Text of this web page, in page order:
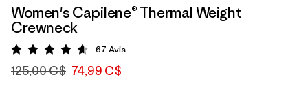
Women's Capilene® Thermal Weight
Crewneck
Évaluation: 4.6 / 5
67 Avis
125,00 C$ 74,99 C$